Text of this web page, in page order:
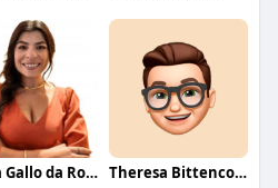
Laura Gallo da Rosa Theresa Bittencourt